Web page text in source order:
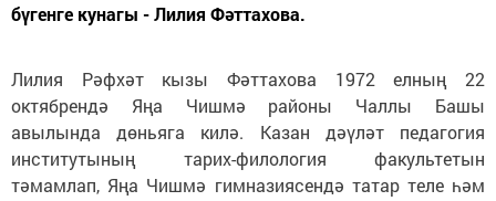
бүгенге кунагы - Лилия Фәттахова.
Лилия Рәфхәт кызы Фәттахова 1972 елның 22
октябрендә Яңа Чишмә районы Чаллы Башы
авылында дөньяга килә. Казан дәүләт педагогия
институтының тарих-филология факультетын
тәмамлап, Яңа Чишмә гимназиясендә татар теле һәм